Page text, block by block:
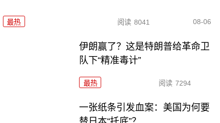
最热 阅读 8041 08-06
伊朗赢了？这是特朗普给革命卫
队下“精准毒计”
最热 阅读 7294
一张纸条引发血案：美国为何要